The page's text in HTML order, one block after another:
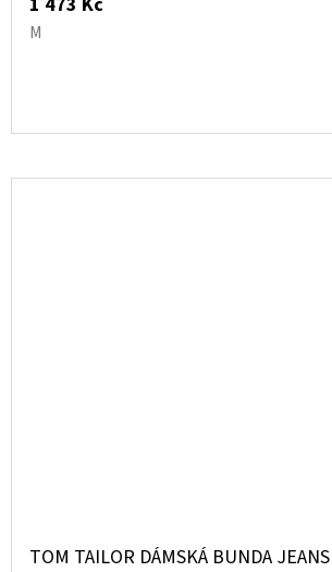
M
TOM TAILOR DÁMSKÁ BUNDA JEANS